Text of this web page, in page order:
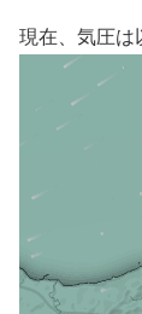
現在、気圧は